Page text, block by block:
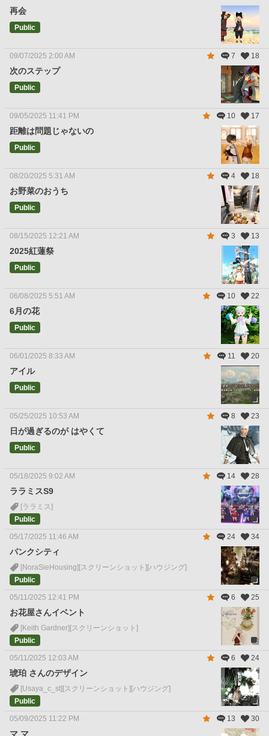
再会
Public
09/07/2025 2:00 AM 7 18
次のステップ
Public
09/05/2025 11:41 PM 10 17
距離は問題じゃないの
Public
08/20/2025 5:31 AM 4 18
お野菜のおうち
Public
08/15/2025 12:21 AM 3 13
2025紅蓮祭
Public
06/08/2025 5:51 AM 10 22
6月の花
Public
06/01/2025 8:33 AM 11 20
アイル
Public
05/25/2025 10:53 AM 8 23
日が過ぎるのが はやくて
Public
05/18/2025 9:02 AM 14 28
ララミスS9
[ララミス]
Public
05/17/2025 11:46 AM 24 34
パンクシティ
[NoraSieHousing] [スクリーンショット] [ハウジング]
Public
05/11/2025 12:41 PM 6 25
お花屋さんイベント
[Keith Gardner] [スクリーンショット]
Public
05/11/2025 12:03 AM 6 24
琥珀 さんのデザイン
[Usaya_c_st] [スクリーンショット] [ハウジング]
Public
05/09/2025 11:22 PM 13 30
マ マ